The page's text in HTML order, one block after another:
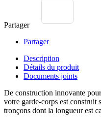
Partager
Partager
Description
Détails du produit
Documents joints
De construction innovante
votre garde-corps est construit
tronçons dont la longueur est